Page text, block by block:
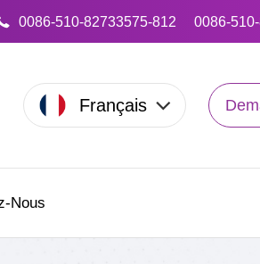
0086-510-82733575-812 0086-
Français
Nous